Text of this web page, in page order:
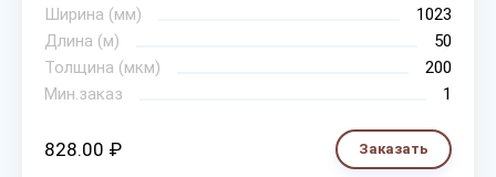
Ширина (мм)
1023
Длина (м)
50
Толщина (мкм)
200
Мин.заказ
1
828.00 ₽ Заказать